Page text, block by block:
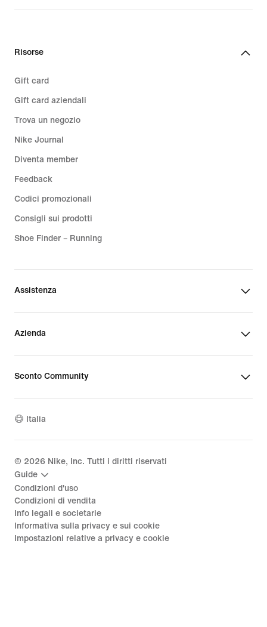
Risorse
Gift card
Gift card aziendali
Trova un negozio
Nike Journal
Diventa member
Feedback
Codici promozionali
Consigli sui prodotti
Shoe Finder – Running
Assistenza
Azienda
Sconto Community
Italia
© 2026 Nike, Inc. Tutti i diritti riservati
Guide
Condizioni d'uso
Condizioni di vendita
Info legali e societarie
Informativa sulla privacy e sui cookie
Impostazioni relative a privacy e cookie